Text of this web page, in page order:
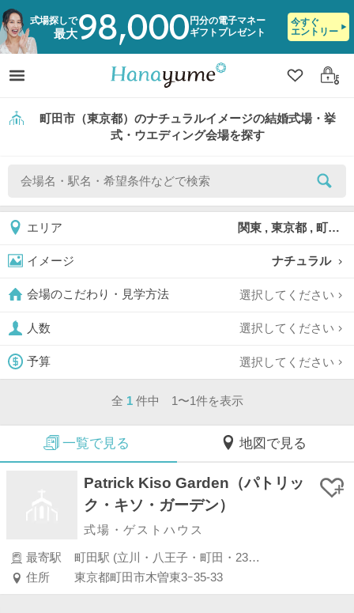
式場探しで
最大98,000 円分の電子マネー
ギフトプレゼント
今すぐ
エントリー
クリップ
ログ
町田市（東京都）のナチュラルイメージの結婚式場・挙
式・ウエディング会場を探す
エリア 関東 , 東京都 , 町田市
イメージ ナチュラル
会場のこだわり・見学方法 選択してください
人数 選択してください
予算 選択してください
全 1 件中 1〜1件を表示
一覧で見る 地図で見る
Patrick Kiso Garden（パトリッ
ク・キソ・ガーデン）
式場・ゲストハウス
最寄駅
町田駅 (立川・八王子・町田・23区外)
住所
東京都町田市木曽東3ｰ35-33